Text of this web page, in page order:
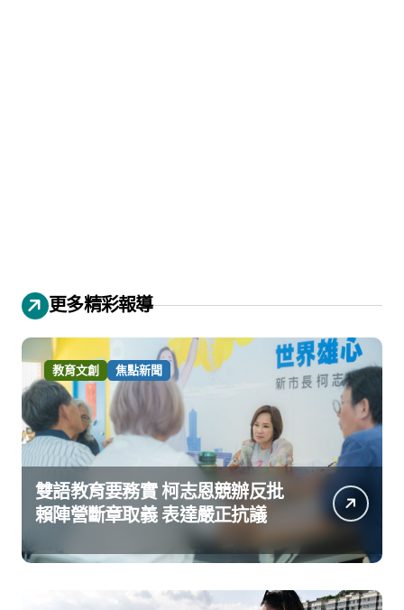
更多精彩報導
教育文創 焦點新聞
雙語教育要務實 柯志恩競辦反批
賴陣營斷章取義 表達嚴正抗議